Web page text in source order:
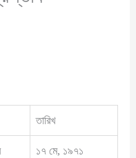
তারিখ
১৭ মে, ১৯৭১